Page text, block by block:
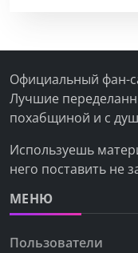
Официальный фан-
Лучшие
похабщиной и с
Используешь
него поставить не
МЕНЮ
Пользователи